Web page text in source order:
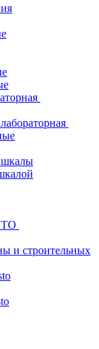
шкалы
и строительных